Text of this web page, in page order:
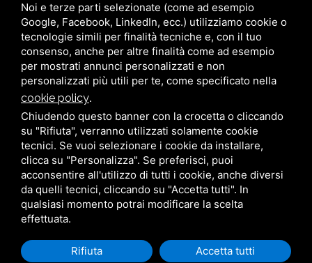
347 8460151
p.iva 01663480380
Privacy policy
Questo sito è protetto da Google reCAPTCHA v3,
Noi e terze parti selezionate (come ad esempio
Google, Facebook, LinkedIn, ecc.) utilizziamo cookie o
tecnologie simili per finalità tecniche e, con il tuo
consenso, anche per altre finalità come ad esempio
per mostrati annunci personalizzati e non
personalizzati più utili per te, come specificato nella
cookie policy.
Chiudendo questo banner con la crocetta o cliccando
su "Rifiuta", verranno utilizzati solamente cookie
tecnici. Se vuoi selezionare i cookie da installare,
clicca su "Personalizza". Se preferisci, puoi
acconsentire all'utilizzo di tutti i cookie, anche diversi
da quelli tecnici, cliccando su "Accetta tutti". In
qualsiasi momento potrai modificare la scelta
effettuata.
Rifiuta Accetta tutti